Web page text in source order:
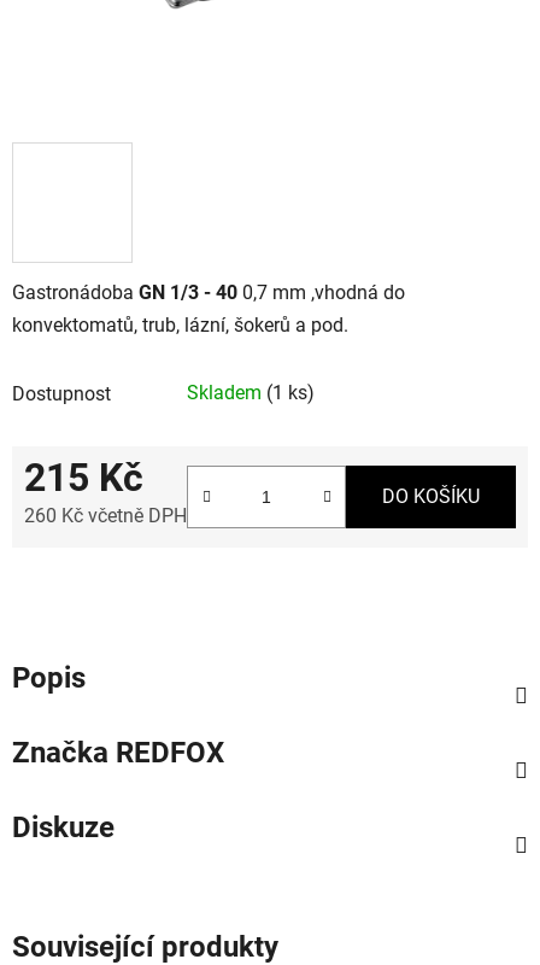
Gastronádoba GN 1/3 - 40 0,7 mm ,vhodná do
konvektomatů, trub, lázní, šokerů a pod.
Dostupnost Skladem (1 ks)
215 Kč
260 Kč včetně DPH
DO KOŠÍKU
Popis
Značka REDFOX
Diskuze
Související produkty